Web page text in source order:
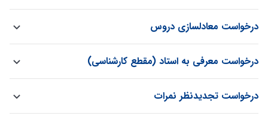
درخواست معادلسازی دروس
درخواست معرفی به استاد (مقطع کارشناسی)
درخواست تجدیدنظر نمرات